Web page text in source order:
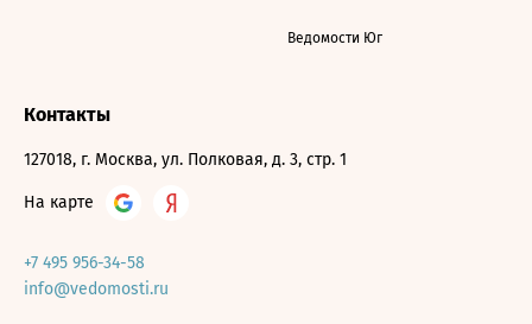
Ведомости Юг
Контакты
127018, г. Москва, ул. Полковая, д. 3, стр. 1
На карте
+7 495 956-34-58
info@vedomosti.ru